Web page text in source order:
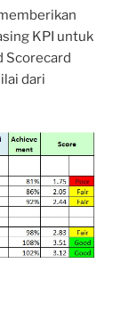
KPI untuk
Scorecard
dari